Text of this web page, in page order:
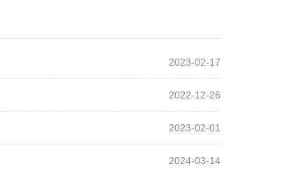
2023-02-17
2022-12-26
2023-02-01
2024-03-14